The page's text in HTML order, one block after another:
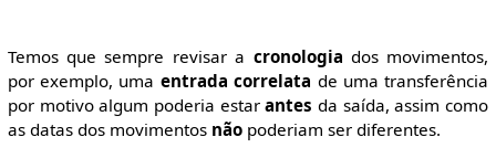
Temos que sempre revisar a cronologia dos movimentos,
por exemplo, uma entrada correlata de uma transferência
por motivo algum poderia estarantes da saída, assim como
as datas dos movimentos nãopoderiam ser diferentes.